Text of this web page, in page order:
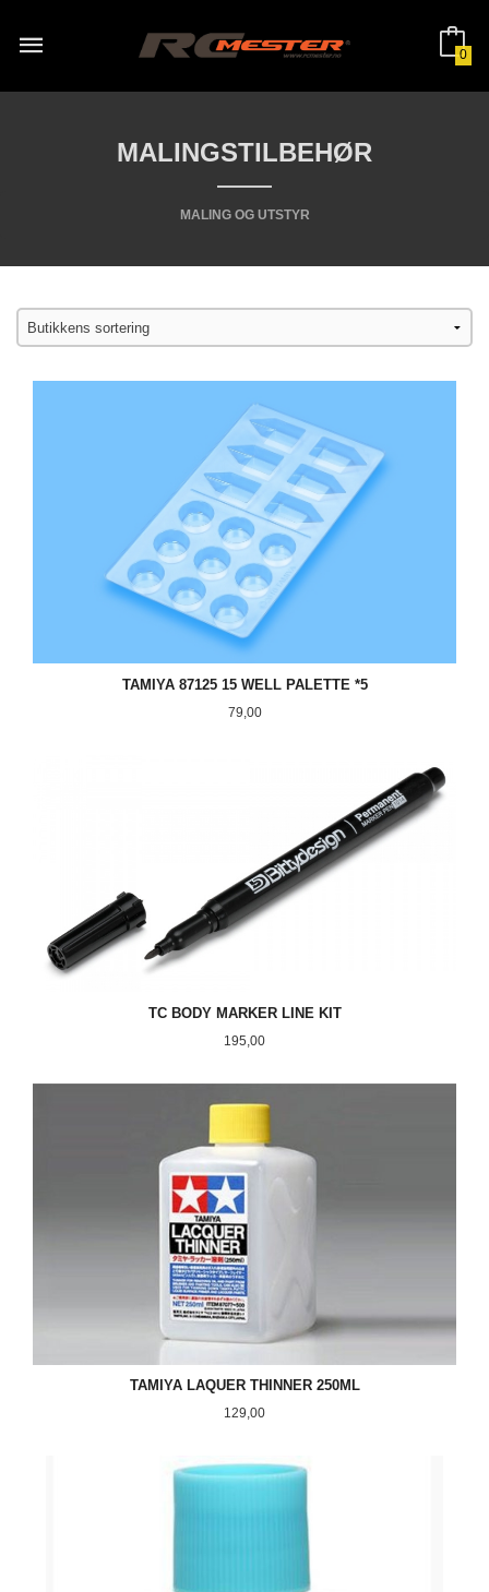
innholdet
0
MALINGSTILBEHØR
MALING OG UTSTYR
TAMIYA 87125 15 WELL PALETTE *5
Pris
79,00
TC BODY MARKER LINE KIT
Pris
195,00
TAMIYA LAQUER THINNER 250ML
Pris
129,00